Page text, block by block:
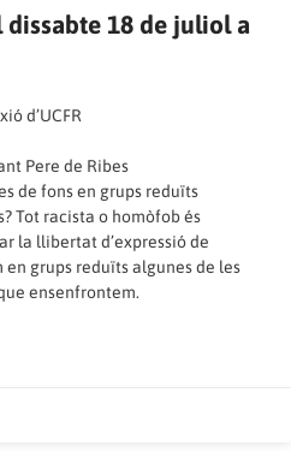
dissabte 18 de juliol a
d’UCFR
Pere de Ribes
de fons en grups reduïts
Tot racista o homòfob és
la llibertat d’expressió de
grups reduïts algunes de les
ensenfrontem.